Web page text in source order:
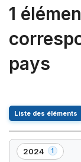
1
pays
Liste des éléments
2024 1
,